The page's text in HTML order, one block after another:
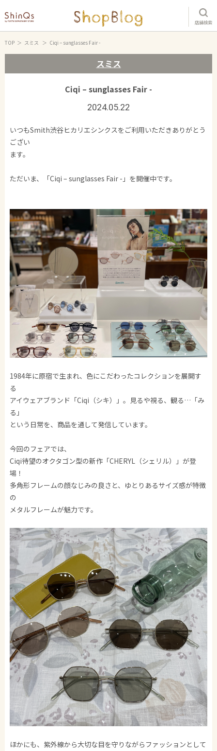
店舗検索
TOP スミス Ciqi – sunglasses Fair -
スミス
Ciqi – sunglasses Fair -
2024.05.22
いつもSmith渋谷ヒカリエシンクスをご利用いただきありがとう
ござい
ます。
ただいま、「Ciqi – sunglasses Fair -」を開催中です。
1984年に原宿で生まれ、色にこだわったコレクションを展開す
る
アイウェアブランド「Ciqi（シキ）」。見るや視る、観る…「み
る」
という日常を、商品を通して発信しています。​
今回のフェアでは、
Ciqi待望のオクタゴン型の新作「CHERYL（シェリル）」が登
場！
多角形フレームの顔なじみの良さと、ゆとりあるサイズ感が特徴
の
メタルフレームが魅力です。
ほかにも、紫外線から大切な目を守りながらファッションとして